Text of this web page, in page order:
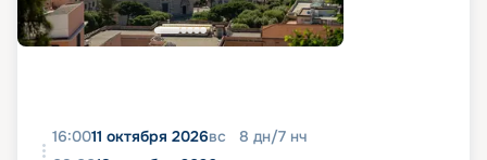
16:0011 октября 2026вс 8 дн/7 нч